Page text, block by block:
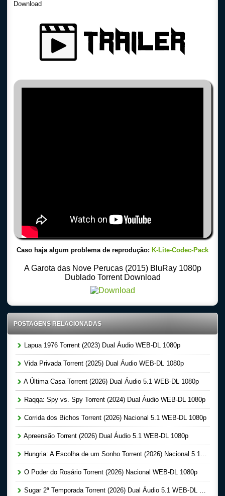
Download
Caso haja algum problema de reprodução: K-Lite-Codec-Pack
A Garota das Nove Perucas (2015) BluRay 1080p
Dublado Torrent Download
POSTAGENS RELACIONADAS
Lapua 1976 Torrent (2023) Dual Áudio WEB-DL 1080p
Vida Privada Torrent (2025) Dual Áudio WEB-DL 1080p
A Última Casa Torrent (2026) Dual Áudio 5.1 WEB-DL 1080p
Raqqa: Spy vs. Spy Torrent (2024) Dual Áudio WEB-DL 1080p
Corrida dos Bichos Torrent (2026) Nacional 5.1 WEB-DL 1080p
Apreensão Torrent (2026) Dual Áudio 5.1 WEB-DL 1080p
Hungria: A Escolha de um Sonho Torrent (2026) Nacional 5.1 WEB-DL 1080p
O Poder do Rosário Torrent (2026) Nacional WEB-DL 1080p
Sugar 2ª Temporada Torrent (2026) Dual Áudio 5.1 WEB-DL 1080p